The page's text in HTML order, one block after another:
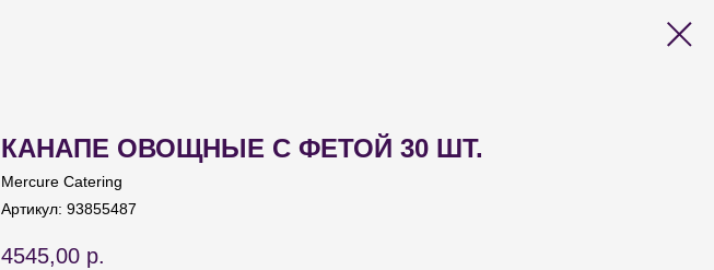
КАНАПЕ ОВОЩНЫЕ С ФЕТОЙ 30 ШТ.
Mercure Catering
Артикул: 93855487
4545,00 р.